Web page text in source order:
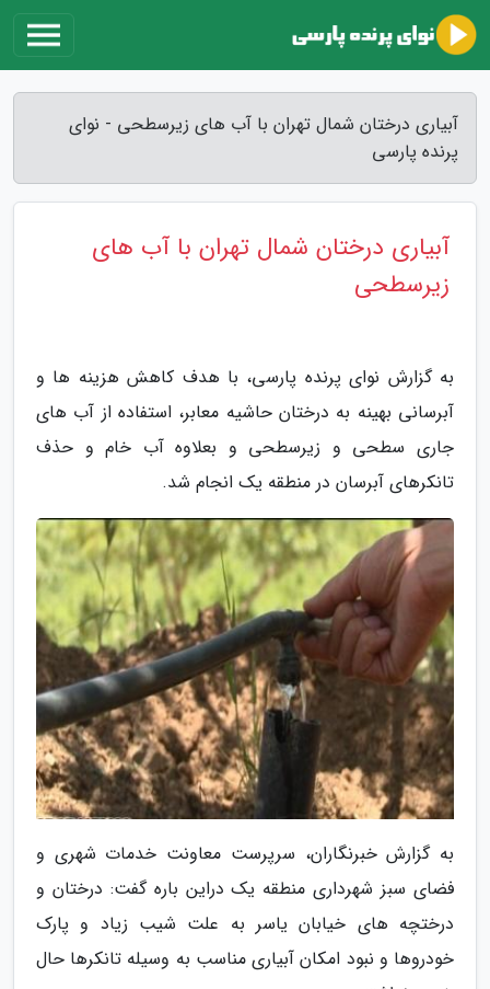
آبیاری درختان شمال تهران با آب های زیرسطحی - نوای
پرنده پارسی
آبیاری درختان شمال تهران با آب های
زیرسطحی
به گزارش نوای پرنده پارسی، با هدف کاهش هزینه ها و
آبرسانی بهینه به درختان حاشیه معابر، استفاده از آب های
جاری سطحی و زیرسطحی و بعلاوه آب خام و حذف
تانکرهای آبرسان در منطقه یک انجام شد.
به گزارش خبرنگاران، سرپرست معاونت خدمات شهری و
فضای سبز شهرداری منطقه یک دراین باره گفت: درختان و
درختچه های خیابان یاسر به علت شیب زیاد و پارک
خودروها و نبود امکان آبیاری مناسب به وسیله تانکرها حال